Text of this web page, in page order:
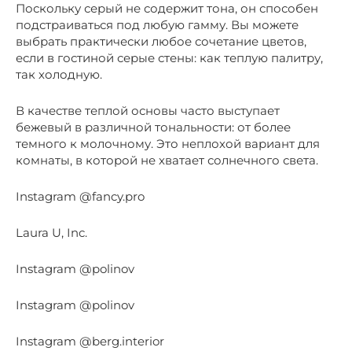
Поскольку серый не содержит тона, он способен
подстраиваться под любую гамму. Вы можете
выбрать практически любое сочетание цветов,
если в гостиной серые стены: как теплую палитру,
так холодную.
В качестве теплой основы часто выступает
бежевый в различной тональности: от более
темного к молочному. Это неплохой вариант для
комнаты, в которой не хватает солнечного света.
Instagram @fancy.pro
Laura U, Inc.
Instagram @polinov
Instagram @polinov
Instagram @berg.interior